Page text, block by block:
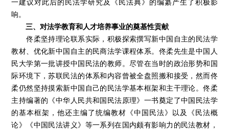
响。
三、对法学教育和人才培养事业的奠基性贡献
佟柔坚持理论联系实际，积极探索撰写新中国自主的民法学
教材、优化新中国自主的民商法学课程体系。佟柔先生是中国人
民大学第一批讲授中国民法的教师。尽管在当时的政治形势和国
际环境下，苏联民法的体系和内容曾被全盘照搬和接受，然而佟
柔仍然坚持摸索新中国自己的民法学基本框架和主干理论。佟柔
主持编著的《中华人民共和国民法原理》一书奠定了中国民法学
的基本框架，他还主编了统编教材《中国民法》以及《民法概
论》《中国民法讲义》等一系列在国内颇有影响力的民法教材，